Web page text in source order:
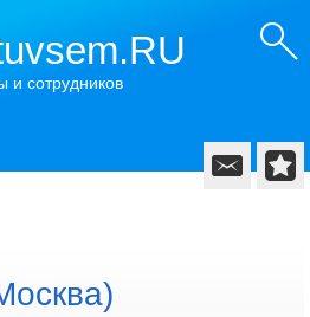
и сотрудников